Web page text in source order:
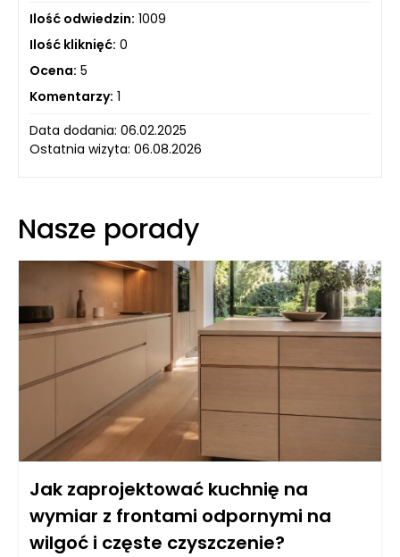
Ilość odwiedzin: 1009
Ilość kliknięć: 0
Ocena: 5
Komentarzy: 1
Data dodania: 06.02.2025
Ostatnia wizyta: 06.08.2026
Nasze porady
Jak zaprojektować kuchnię na
wymiar z frontami odpornymi na
wilgoć i częste czyszczenie?